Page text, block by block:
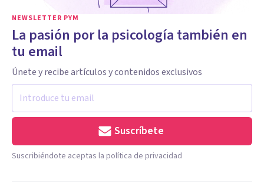
NEWSLETTER PYM
La pasión por la psicología también en
tu email
Únete y recibe artículos y contenidos exclusivos
Suscríbete
Suscribiéndote aceptas la política de privacidad